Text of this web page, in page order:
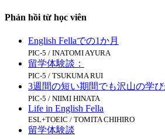
Phản hồi từ học viên
English Fellaでの1か月
PIC-5 / INATOMI AYURA
留学体験談：
PIC-5 / TSUKUMA RUI
3週間の短い期間でも沢山の学び
PIC-5 / NIIMI HINATA
Life in English Fella
ESL+TOEIC / TOMITA CHIHIRO
留学体験談